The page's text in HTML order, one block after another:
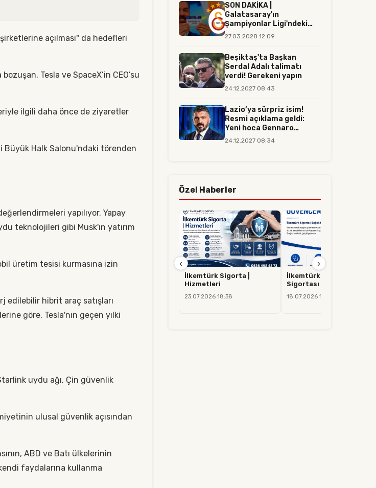
açılması" da hedefleri
Tesla ve SpaceX’in CEO’su
ilgili daha önce de ziyaretler
Büyük Halk Salonu'ndaki törenden
yapılıyor. Yapay
teknolojileri gibi Musk'ın yatırım
üretim tesisi kurmasına izin
edilebilir hibrit araç satışları
göre, Tesla'nın geçen yılki
uydu ağı, Çin güvenlik
ulusal güvenlik açısından
ABD ve Batı ülkelerinin
faydalarına kullanma
SON DAKİKA |
Galatasaray'ın
Şampiyonlar Ligi'ndeki
rakibi resmen belli...
27.03.2028 12:09
Beşiktaş'ta Başkan
Serdal Adalı talimatı
verdi! Gerekeni yapın
24.12.2027 08:43
Lazio’ya sürpriz isim!
Resmi açıklama geldi:
Yeni hoca Gennaro
Gattuso...
24.12.2027 08:34
Özel Haberler
İlkemtürk Sigorta |
Hizmetleri
23.07.2026 18:38
İlkemtürk Sigorta | Sağlık
Sigortası
18.07.2026 14:37
‹ ›